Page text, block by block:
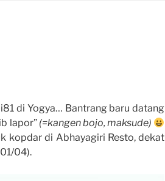
di Yogya… Bantrang baru datang
lapor” (=kangen bojo, maksude)
kopdar di Abhayagiri Resto, dekat
04).